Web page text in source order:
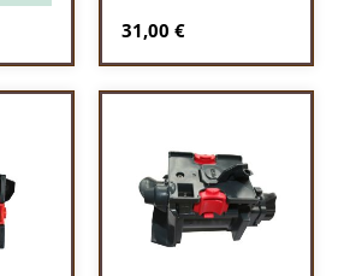
Regulärer Preis:
31,00 €